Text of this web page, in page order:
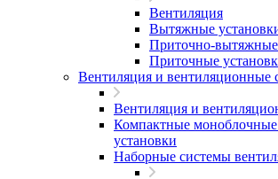
Вентиляция
Вытяжные
Приточно-вытяжные
Приточные
Вентиляция и вентиляционные
Вентиляция и
Компактные
установки
Наборные системы